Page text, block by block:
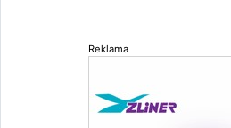
Reklama